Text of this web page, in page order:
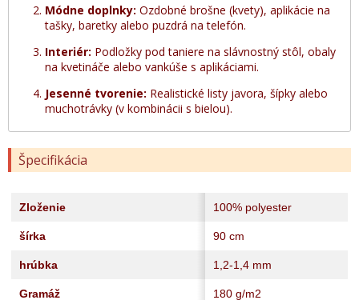
Módne doplnky: Ozdobné brošne (kvety), aplikácie na
tašky, baretky alebo puzdrá na telefón.
Interiér: Podložky pod taniere na slávnostný stôl, obaly
na kvetináče alebo vankúše s aplikáciami.
Jesenné tvorenie: Realistické listy javora, šípky alebo
muchotrávky (v kombinácii s bielou).
Špecifikácia
Zloženie 100% polyester
šírka 90 cm
hrúbka 1,2-1,4 mm
Gramáž 180 g/m2